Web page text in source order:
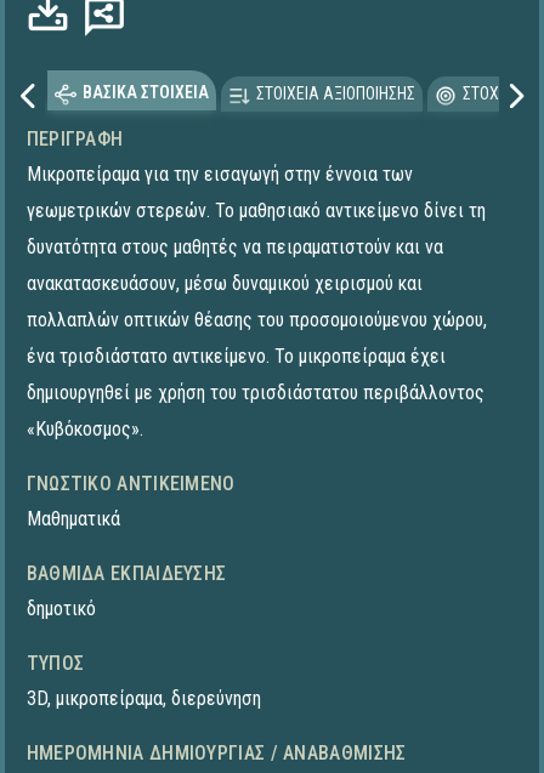
ΒΑΣΙΚΑ ΣΤΟΙΧΕΙΑ ΣΤΟΙΧΕΙΑ ΑΞΙΟΠΟΙΗΣΗΣ
ΠΕΡΙΓΡΑΦΉ
Μικροπείραμα για την εισαγωγή στην έννοια των
γεωμετρικών στερεών. Το μαθησιακό αντικείμενο δίνει τη
δυνατότητα στους μαθητές να πειραματιστούν και να
ανακατασκευάσουν, μέσω δυναμικού χειρισμού και
πολλαπλών οπτικών θέασης του προσομοιούμενου χώρου,
ένα τρισδιάστατο αντικείμενο. To μικροπείραμα έχει
δημιουργηθεί με χρήση του τρισδιάστατου περιβάλλοντος
«Κυβόκοσμος».
ΓΝΩΣΤΙΚΌ ΑΝΤΙΚΕΊΜΕΝΟ
Μαθηματικά
ΒΑΘΜΊΔΑ ΕΚΠΑΊΔΕΥΣΗΣ
δημοτικό
ΤΎΠΟΣ
3D, μικροπείραμα, διερεύνηση
ΗΜΕΡΟΜΗΝΊΑ ΔΗΜΙΟΥΡΓΊΑΣ / ΑΝΑΒΆΘΜΙΣΗΣ